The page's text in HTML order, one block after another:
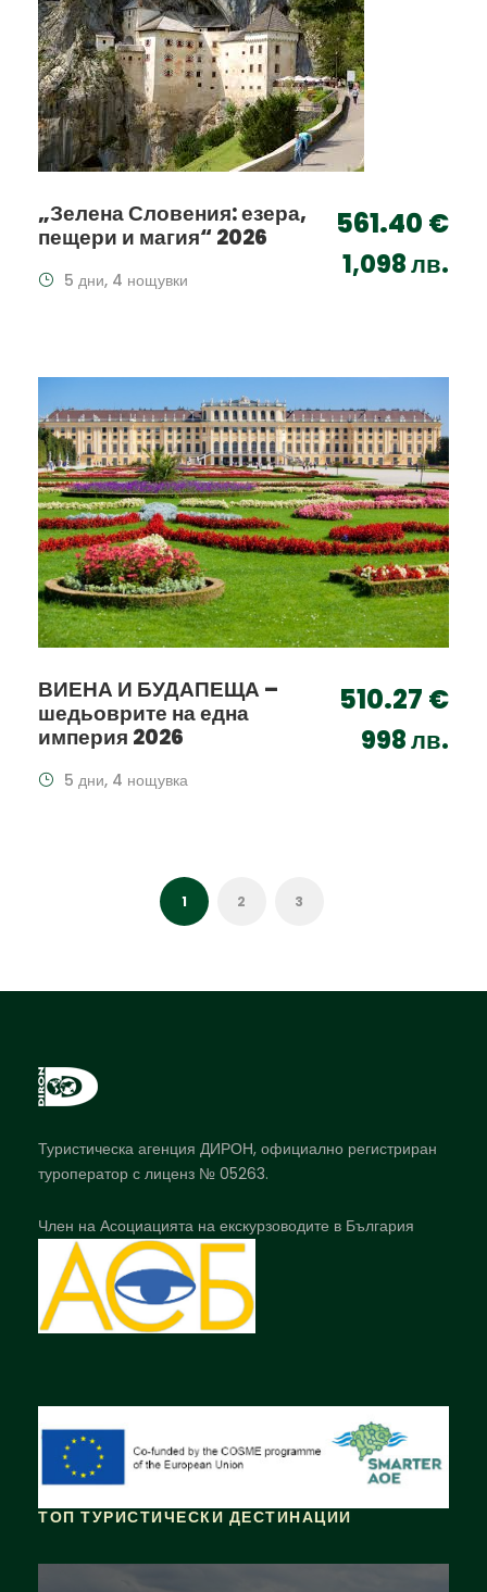
„Зелена Словения: езера,
пещери и магия“ 2026
561.40 €
1,098 лв.
5 дни, 4 нощувки
ВИЕНА И БУДАПЕЩА –
шедьоврите на една
империя 2026
510.27 €
998 лв.
5 дни, 4 нощувка
1 2 3
Туристическа агенция ДИРОН, официално регистриран
туроператор с лиценз № 05263.
Член на Асоциацията на екскурзоводите в България
ТОП ТУРИСТИЧЕСКИ ДЕСТИНАЦИИ